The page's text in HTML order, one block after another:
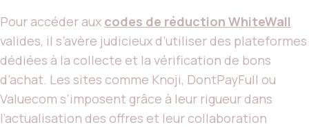
Pour accéder aux codes de réduction WhiteWall
valides, il s’avère judicieux d’utiliser des plateformes
dédiées à la collecte et la vérification de bons
d’achat. Les sites comme Knoji, DontPayFull ou
Valuecom s’imposent grâce à leur rigueur dans
l’actualisation des offres et leur collaboration